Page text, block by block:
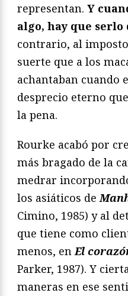
representan. Y
algo, hay que serlo
contrario, al
suerte que a los
achantaban cuando
desprecio eterno
la pena.
Rourke acabó por
más bragado de la
medrar
los asiáticos de
Cimino, 1985) y al
que tiene como
menos, en El
Parker, 1987). Y
maneras en ese